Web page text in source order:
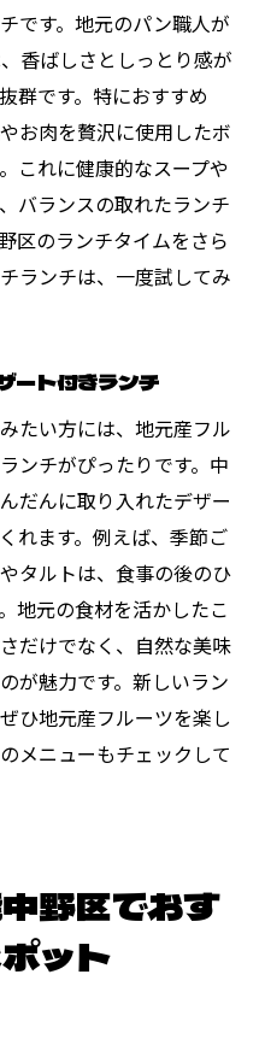
ワークショップラン
心も体も満たされる食
力のランチスポット
実した贅沢ランチ
共に楽しむランチ
味わうリラックスラ
レンドリーなランチ
共に楽しむランチ
です。地元のパン職人が
香ばしさとしっとり感が
群です。特におすすめ
お肉を贅沢に使用したボ
これに健康的なスープや
バランスの取れたランチ
区のランチタイムをさら
ランチは、一度試してみ
ート付きランチ
たい方には、地元産フル
ンチがぴったりです。中
だんに取り入れたデザー
れます。例えば、季節ご
タルトは、食事の後のひ
地元の食材を活かしたこ
だけでなく、自然な美味
が魅力です。新しいラン
ひ地元産フルーツを楽し
メニューもチェックして
野区でおす
ット